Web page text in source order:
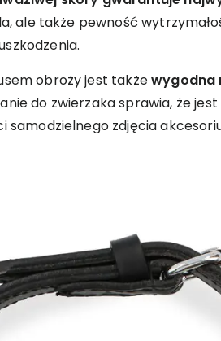
ale także pewność
obroży jest takżewygodna
do zwierzaka sprawia, że
samodzielnego zdjęcia